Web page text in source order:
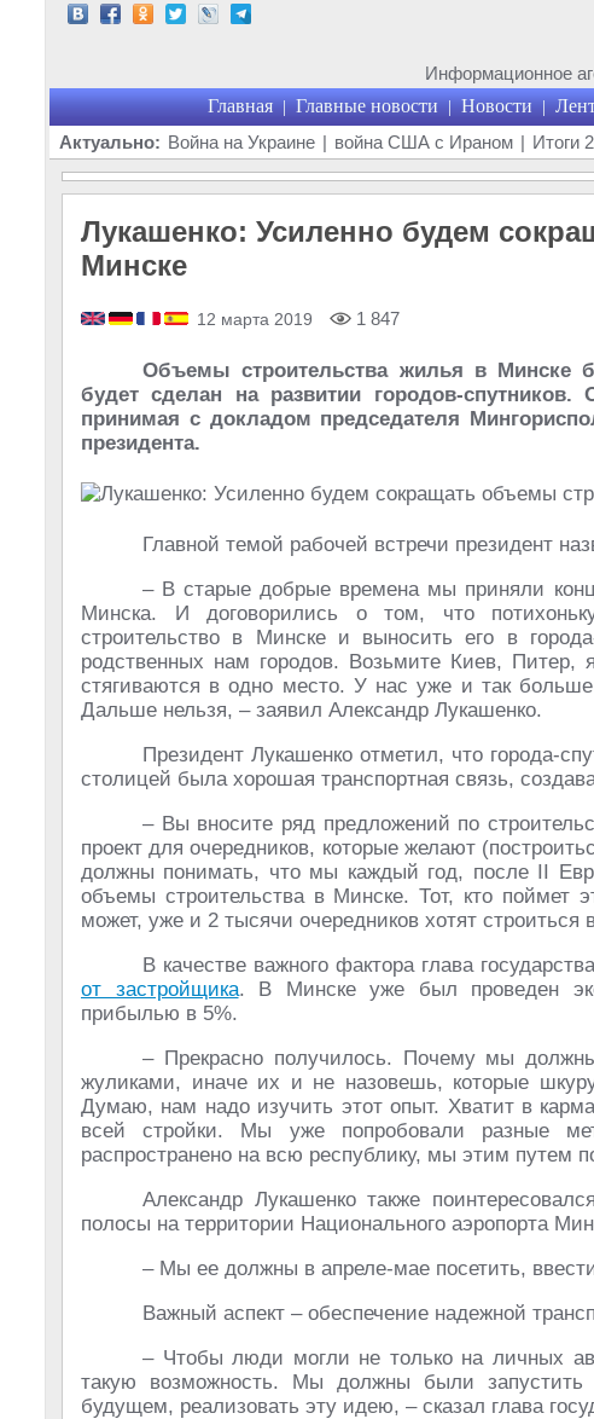
Информационное
Главная | Главные новости | Новости |
Актуально: Война на Украине | война США с Ираном | Итоги
Лукашенко: Усиленно будем
Минске
12 марта 2019 1 847
Объемы строительства жилья в Минске
будет сделан на развитии городов-
принимая с докладом председателя
президента.
Главной темой рабочей встречи президент
– В старые добрые времена мы приняли
Минска. И договорились о том, что
строительство в Минске и выносить его в
родственных нам городов. Возьмите Киев, Питер,
стягиваются в одно место. У нас уже и так
Дальше нельзя, – заявил Александр Лукашенко.
Президент Лукашенко отметил, что города-
столицей была хорошая транспортная связь,
– Вы вносите ряд предложений по
проект для очередников, которые желают
должны понимать, что мы каждый год, после II
объемы строительства в Минске. Тот, кто поймет
может, уже и 2 тысячи очередников хотят строиться
В качестве важного фактора глава
от застройщика. В Минске уже был проведен
прибылью в 5%.
– Прекрасно получилось. Почему мы
жуликами, иначе их и не назовешь, которые
Думаю, нам надо изучить этот опыт. Хватит в
всей стройки. Мы уже попробовали разные
распространено на всю республику, мы этим путем
Александр Лукашенко также
полосы на территории Национального аэропорта
– Мы ее должны в апреле-мае посетить,
Важный аспект – обеспечение надежной
– Чтобы люди могли не только на личных
такую возможность. Мы должны были
будущем, реализовать эту идею, – сказал глава